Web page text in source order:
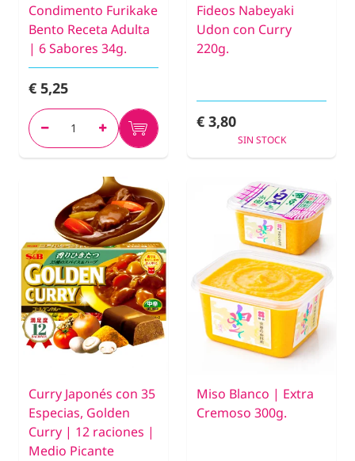
Condimento Furikake
Bento Receta Adulta
| 6 Sabores 34g.
€ 5,25
Fideos Nabeyaki
Udon con Curry
220g.
€ 3,80
SIN STOCK
Curry Japonés con 35
Especias, Golden
Curry | 12 raciones |
Medio Picante
Miso Blanco | Extra
Cremoso 300g.